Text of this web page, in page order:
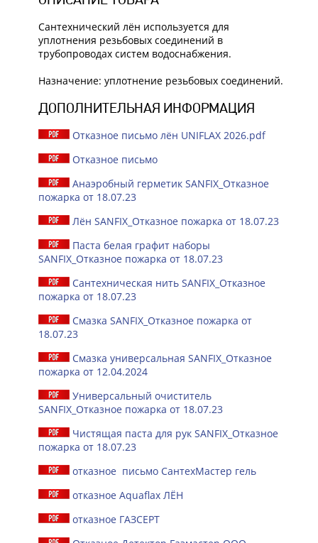
Сантехнический лён используется для
уплотнения резьбовых соединений в
трубопроводах систем водоснабжения.
Назначение: уплотнение резьбовых соединений.
ДОПОЛНИТЕЛЬНАЯ ИНФОРМАЦИЯ
Отказное письмо лён UNIFLAX 2026.pdf
Отказное письмо
Анаэробный герметик SANFIX_Отказное
пожарка от 18.07.23
Лён SANFIX_Отказное пожарка от 18.07.23
Паста белая графит наборы
SANFIX_Отказное пожарка от 18.07.23
Сантехническая нить SANFIX_Отказное
пожарка от 18.07.23
Смазка SANFIX_Отказное пожарка от
18.07.23
Смазка универсальная SANFIX_Отказное
пожарка от 12.04.2024
Универсальный очиститель
SANFIX_Отказное пожарка от 18.07.23
Чистящая паста для рук SANFIX_Отказное
пожарка от 18.07.23
отказное письмо СантехМастер гель
отказное Aquaflax ЛЁН
отказное ГАЗСЕРТ